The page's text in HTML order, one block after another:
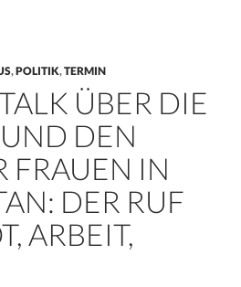
,POLITIK,TERMIN
ÜBER DIE
DEN
FRAUEN IN
DER RUF
ARBEIT,